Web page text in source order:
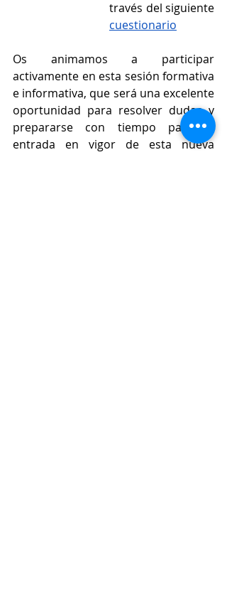
cuestionario
Os animamos a participar
activamente en esta sesión formativa
e informativa, que será una excelente
oportunidad para resolver dudas y
prepararse con tiempo para la
entrada en vigor de esta nueva